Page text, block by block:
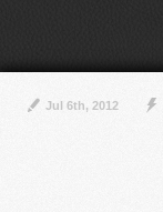
Jul 6th, 2012